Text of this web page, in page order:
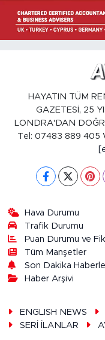
HAYATIN TÜM
GAZETESİ, 25
LONDRA'DAN
Tel: 07483 889 405
Hava Durumu
Trafik Durumu
Puan Durumu ve
Tüm Manşetler
Son Dakika
Haber Arşivi
ENGLISH NEWS
SERİ İLANLAR